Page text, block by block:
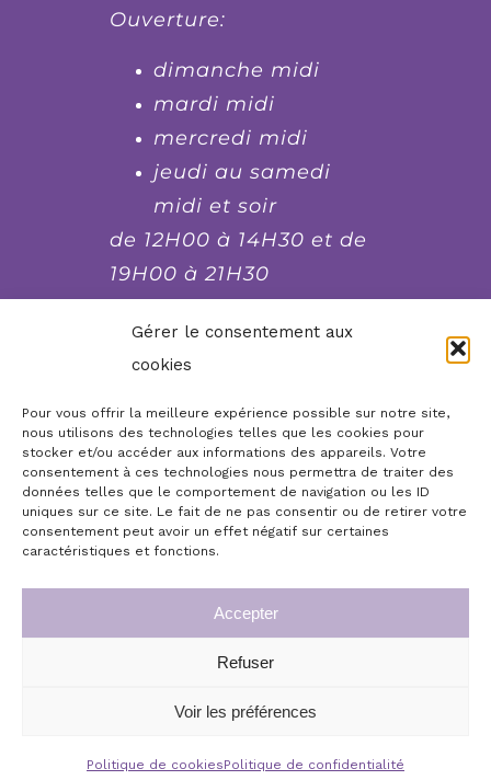
Gérer le consentement aux
cookies
Pour vous offrir la meilleure expérience possible sur notre site,
nous utilisons des technologies telles que les cookies pour
stocker et/ou accéder aux informations des appareils. Votre
consentement à ces technologies nous permettra de traiter des
données telles que le comportement de navigation ou les ID
uniques sur ce site. Le fait de ne pas consentir ou de retirer votre
consentement peut avoir un effet négatif sur certaines
caractéristiques et fonctions.
Accepter
Refuser
Voir les préférences
Politique de cookiesPolitique de confidentialité
Ouverture:
dimanche midi
mardi midi
mercredi midi
jeudi au samedi
midi et soir
de 12H00 à 14H30 et de
19H00 à 21H30
fermé le lundi et le
dimanche soir, mardi
soir et mercredi soir
Réserver, commander,
contacter...
Accueil
Commande de chèques cadeaux repas
Localisation et contact
Boutique en ligne
Infos légales
Conditions générales de vente
Politique de confidentialité
© Copyright 2026 | Le Moulin de Jean, plus qu’un